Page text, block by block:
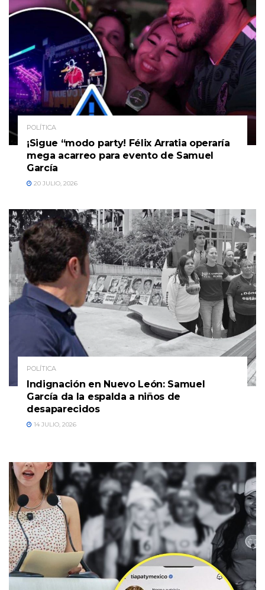
POLÍTICA
¡Sigue “modo party! Félix Arratia operaría
mega acarreo para evento de Samuel
García
20 JULIO, 2026
POLÍTICA
Indignación en Nuevo León: Samuel
García da la espalda a niños de
desaparecidos
14 JULIO, 2026